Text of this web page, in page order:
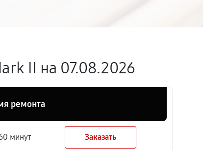
II на 07.08.2026
ремонта
минут Заказать